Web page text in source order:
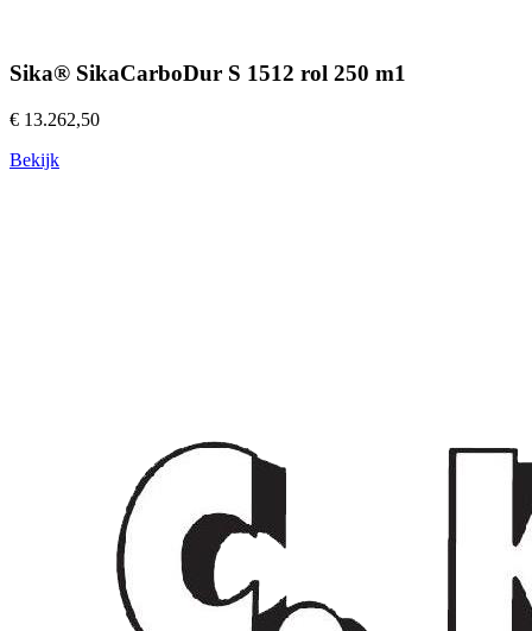
Sika® SikaCarboDur S 1512 rol 250 m1
€ 13.262,50
Bekijk